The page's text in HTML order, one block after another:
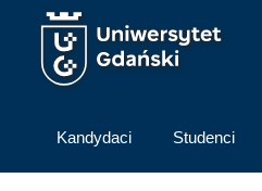
Przejdź do treści
Kandydaci Studenci